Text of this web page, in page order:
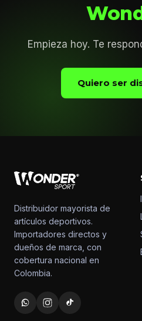
Empieza hoy. Te
Quiero ser
Distribuidor mayorista de
artículos deportivos.
Importadores directos y
dueños de marca, con
cobertura nacional en
Colombia.